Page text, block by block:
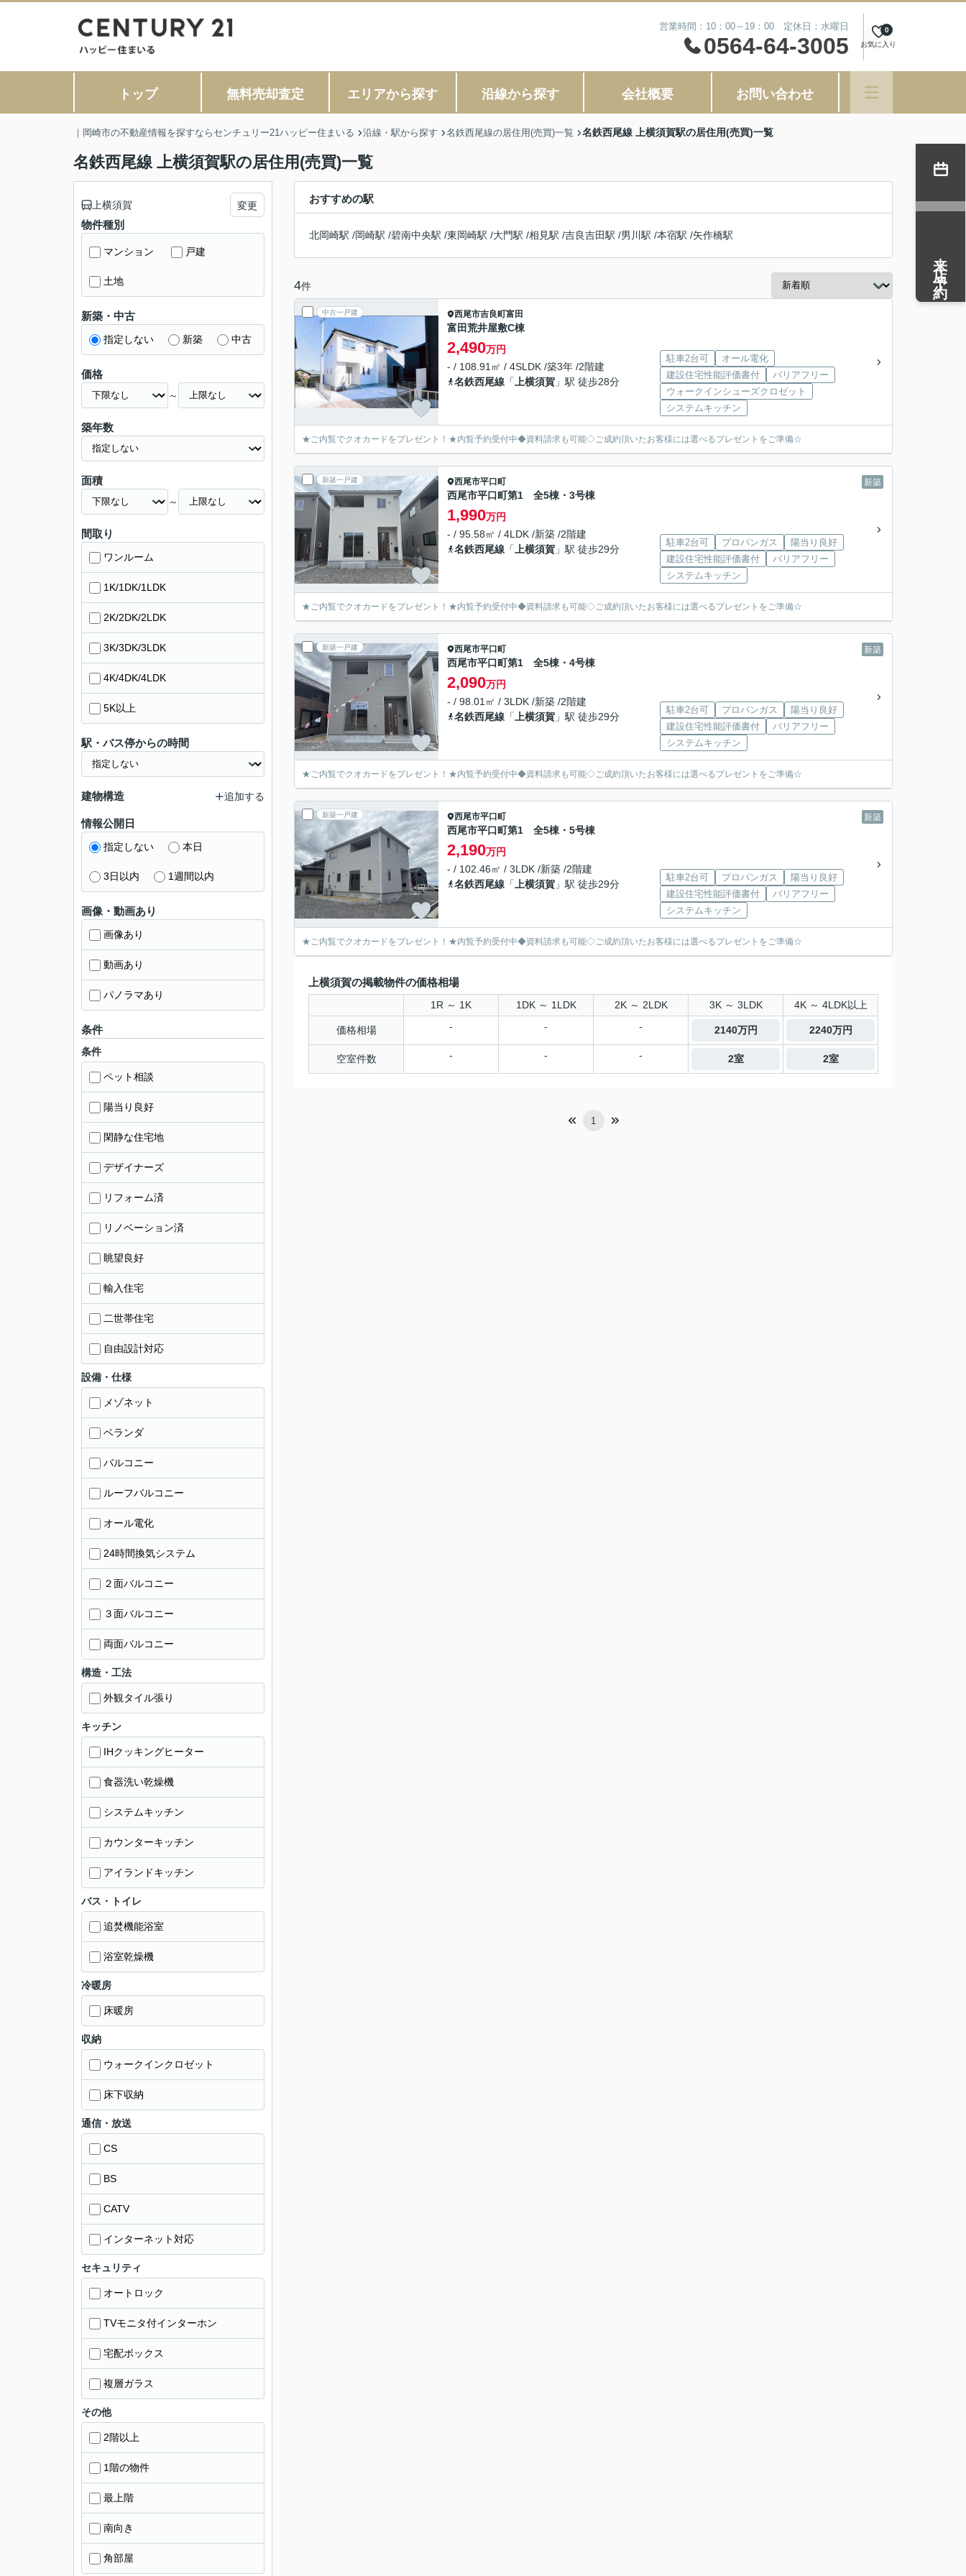
営業時間：10：00～19：00 定休日：水曜日
0564-64-3005 お気に入り
0
トップ 無料売却査定 エリアから探す 沿線から探す 会社概要 お問い合わせ
｜岡崎市の不動産情報を探すならセンチュリー21ハッピー住まいる 沿線・駅から探す 名鉄西尾線の居住用(売買)一覧 名鉄西尾線 上横須賀駅の居住用(売買)一覧
名鉄西尾線 上横須賀駅の居住用(売買)一覧
おすすめの駅
北岡崎駅 /岡崎駅 /碧南中央駅 /東岡崎駅 /大門駅 /相見駅 /吉良吉田駅 /男川駅 /本宿駅 /矢作橋駅
4件
中古一戸建 西尾市吉良町富田
富田荒井屋敷C棟
2,490万円
- / 108.91㎡ / 4SLDK /築3年 /2階建
名鉄西尾線 「 上横須賀 」駅 徒歩28分
駐車2台可
オール電化
建設住宅性能評価書付
バリアフリー
ウォークインシューズクロゼット
システムキッチン
★ご内覧でクオカードをプレゼント！★内覧予約受付中◆資料請求も可能◇ご成約頂いたお客様には選べるプレゼントをご準備☆
新築一戸建 新築
西尾市平口町
西尾市平口町第1 全5棟・3号棟
1,990万円
- / 95.58㎡ / 4LDK /新築 /2階建
名鉄西尾線 「 上横須賀 」駅 徒歩29分
駐車2台可 プロパンガス
陽当り良好
建設住宅性能評価書付
バリアフリー
システムキッチン
★ご内覧でクオカードをプレゼント！★内覧予約受付中◆資料請求も可能◇ご成約頂いたお客様には選べるプレゼントをご準備☆
新築一戸建 新築
西尾市平口町
西尾市平口町第1 全5棟・4号棟
2,090万円
- / 98.01㎡ / 3LDK /新築 /2階建
名鉄西尾線 「 上横須賀 」駅 徒歩29分
駐車2台可 プロパンガス
陽当り良好
建設住宅性能評価書付
バリアフリー
システムキッチン
★ご内覧でクオカードをプレゼント！★内覧予約受付中◆資料請求も可能◇ご成約頂いたお客様には選べるプレゼントをご準備☆
新築一戸建 新築
西尾市平口町
西尾市平口町第1 全5棟・5号棟
2,190万円
- / 102.46㎡ / 3LDK /新築 /2階建
名鉄西尾線 「 上横須賀 」駅 徒歩29分
駐車2台可 プロパンガス
陽当り良好
建設住宅性能評価書付
バリアフリー
システムキッチン
★ご内覧でクオカードをプレゼント！★内覧予約受付中◆資料請求も可能◇ご成約頂いたお客様には選べるプレゼントをご準備☆
上横須賀の掲載物件の価格相場
1R ～ 1K 1DK ～ 1LDK 2K ～ 2LDK 3K ～ 3LDK 4K ～ 4LDK以上
価格相場 - - - 2140万円 2240万円
空室件数 - - - 2室 2室
1
上横須賀 変更
物件種別
マンション 戸建
土地
新築・中古
指定しない 新築 中古
価格
～
築年数
面積
～
間取り
ワンルーム
1K/1DK/1LDK
2K/2DK/2LDK
3K/3DK/3LDK
4K/4DK/4LDK
5K以上
駅・バス停からの時間
建物構造 追加する
情報公開日
指定しない 本日
3日以内 1週間以内
画像・動画あり
画像あり
動画あり
パノラマあり
条件
条件
ペット相談
陽当り良好
閑静な住宅地
デザイナーズ
リフォーム済
リノベーション済
眺望良好
輸入住宅
二世帯住宅
自由設計対応
設備・仕様
メゾネット
ベランダ
バルコニー
ルーフバルコニー
オール電化
24時間換気システム
２面バルコニー
３面バルコニー
両面バルコニー
構造・工法
外観タイル張り
キッチン
IHクッキングヒーター
食器洗い乾燥機
システムキッチン
カウンターキッチン
アイランドキッチン
バス・トイレ
追焚機能浴室
浴室乾燥機
冷暖房
床暖房
収納
ウォークインクロゼット
床下収納
通信・放送
CS
BS
CATV
インターネット対応
セキュリティ
オートロック
TVモニタ付インターホン
宅配ボックス
複層ガラス
その他
2階以上
1階の物件
最上階
南向き
角部屋
来店予約